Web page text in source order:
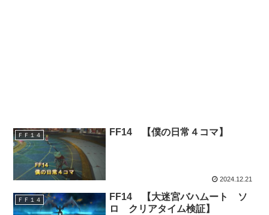
ＦＦ１４ FF14 【僕の日常４コマ】
2024.12.21
ＦＦ１４
FF14 【大迷宮バハムート ソ
ロ クリアタイム検証】